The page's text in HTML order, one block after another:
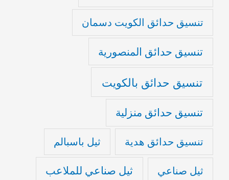
تنسيق حدائق الكويت دسمان
تنسيق حدائق المنصورية
تنسيق حدائق بالكويت
تنسيق حدائق منزلية
تنسيق حدائق هدية ثيل باسبالم
ثيل صناعي ثيل صناعي للملاعب